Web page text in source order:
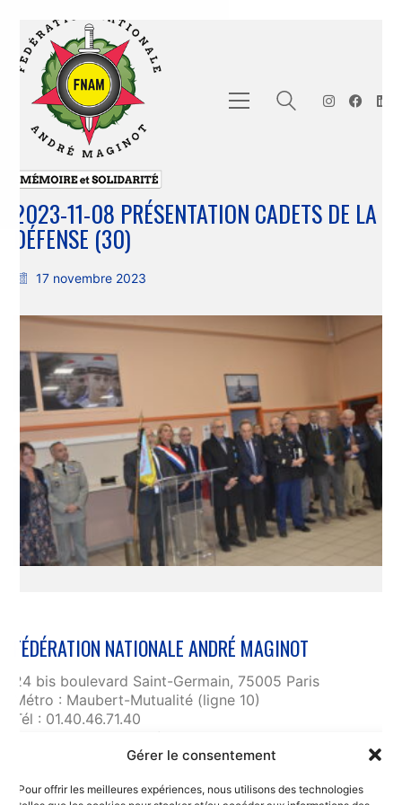
Gérer le consentement
Pour offrir les meilleures expériences, nous utilisons des technologies
2023-11-08 PRÉSENTATION CADETS DE LA
DÉFENSE (30)
17 novembre 2023
FÉDÉRATION NATIONALE ANDRÉ MAGINOT
24 bis boulevard Saint-Germain, 75005 Paris
Métro : Maubert-Mutualité (ligne 10)
Tél : 01.40.46.71.40
fnam@maginot.asso.fr
Liens utiles